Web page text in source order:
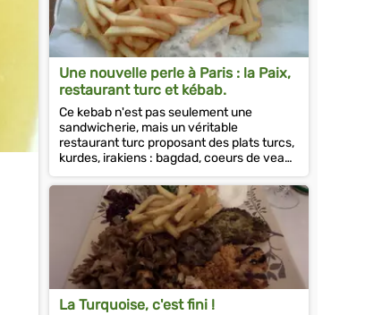
Une nouvelle perle à Paris : la Paix,
restaurant turc et kébab.
Ce kebab n'est pas seulement une
sandwicherie, mais un véritable
restaurant turc proposant des plats turcs,
kurdes, irakiens : bagdad, coeurs de veau,
iskander et j'en passe....
La Turquoise, c'est fini !